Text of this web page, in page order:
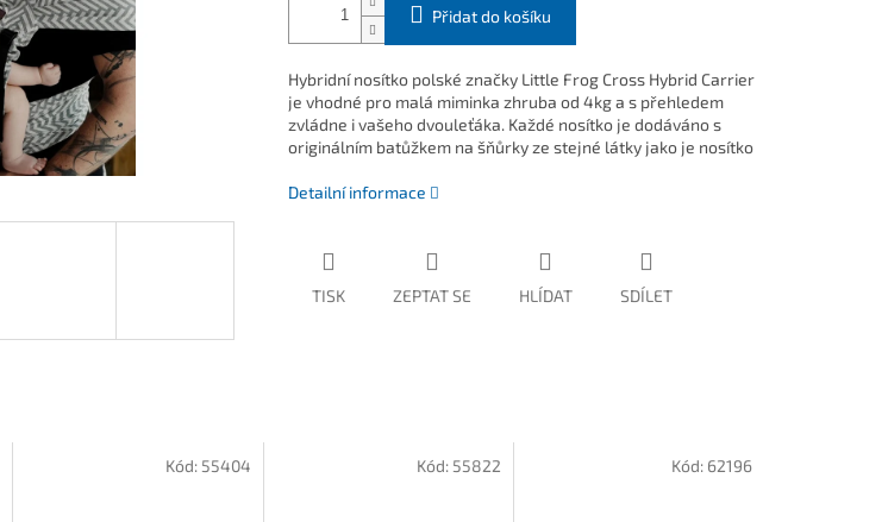
Přidat do košíku
Hybridní nosítko polské značky Little Frog Cross Hybrid Carrier
je vhodné pro malá miminka zhruba od 4kg a s přehledem
zvládne i vašeho dvouleťáka. Každé nosítko je dodáváno s
originálním batůžkem na šňůrky ze stejné látky jako je nosítko
Detailní informace
TISK ZEPTAT SE HLÍDAT SDÍLET
Kód: 55404 Kód: 55822 Kód: 62196